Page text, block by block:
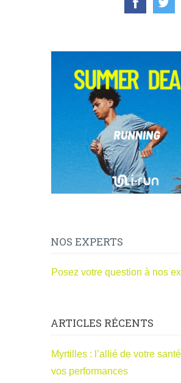
NOS EXPERTS
Posez votre question à nos
ARTICLES RÉCENTS
Myrtilles : l’allié de votre
vos performances